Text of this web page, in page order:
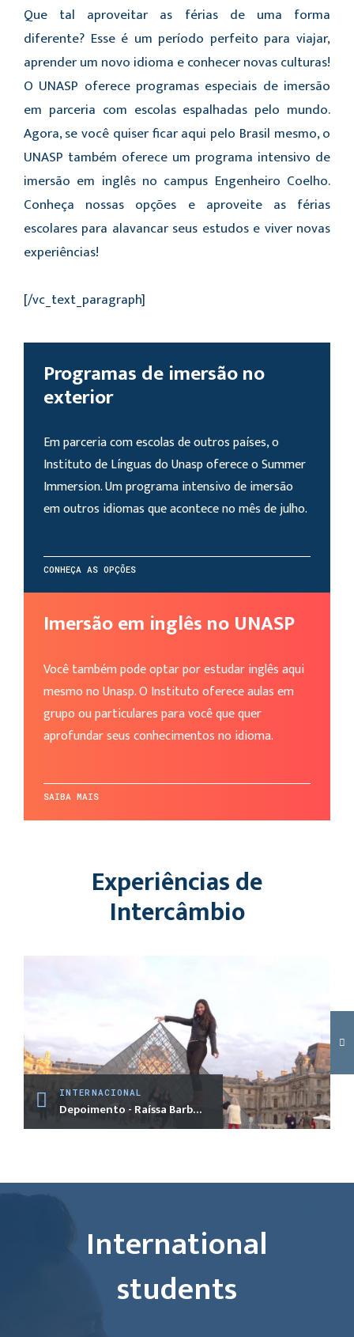
Que tal aproveitar as férias de uma forma
diferente? Esse é um período perfeito para viajar,
aprender um novo idioma e conhecer novas culturas!
O UNASP oferece programas especiais de imersão
em parceria com escolas espalhadas pelo mundo.
Agora, se você quiser ficar aqui pelo Brasil mesmo, o
UNASP também oferece um programa intensivo de
imersão em inglês no campus Engenheiro Coelho.
Conheça nossas opções e aproveite as férias
escolares para alavancar seus estudos e viver novas
experiências!
[/vc_text_paragraph]
Programas de imersão no
exterior
Em parceria com escolas de outros países, o
Instituto de Línguas do Unasp oferece o Summer
Immersion. Um programa intensivo de imersão
em outros idiomas que acontece no mês de julho.
CONHEÇA AS OPÇÕES
Imersão em inglês no UNASP
Você também pode optar por estudar inglês aqui
mesmo no Unasp. O Instituto oferece aulas em
grupo ou particulares para você que quer
aprofundar seus conhecimentos no idioma.
SAIBA MAIS
Experiências de
Intercâmbio
INTERNACIONAL
Depoimento - Raíssa Barbosa
International
students